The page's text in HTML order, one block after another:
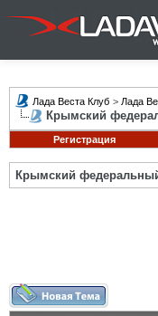
Лада Веста Клуб > Лада
Крымский
Регистрация
Крымский